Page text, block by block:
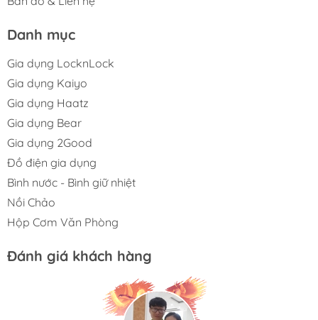
Danh mục
Gia dụng LocknLock
Gia dụng Kaiyo
Gia dụng Haatz
Gia dụng Bear
Gia dụng 2Good
Đồ điện gia dụng
Bình nước - Bình giữ nhiệt
Nồi Chảo
Hộp Cơm Văn Phòng
Đánh giá khách hàng